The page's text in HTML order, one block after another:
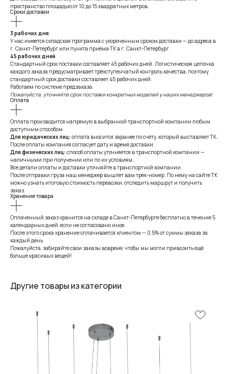
пространство площадью от 10 до 15 квадратных метров.
Сроки доставки
3 рабочих дня
У нас имеется складская программа с укороченным сроком доставки — до адреса в
г. Санкт-Петербург или пункта приёма ТК в г. Санкт-Петербург.
45 рабочих дней
Стандартный срок поставки составляет 45 рабочих дней. Логистическая цепочка
каждого заказа предусматривает трёхступенчатый контроль качества, поэтому
стандартный срок доставки составляет 45 рабочих дней.
Работаем по системе предзаказа.
Пожалуйста, уточняйте срок поставки конкретных моделей у наших менеджеров!
Оплата
Оплата производится напрямую в выбранной транспортной компании любым
доступным способом.
Для юридических лиц: оплата вносится заранее по счёту, который выставляет ТК.
После оплаты компания согласует дату и время доставки.
Для физических лиц: способ оплаты уточняется в транспортной компании —
наличными при получении или по их условиям.
Все детали оплаты и доставки уточняйте в транспортной компании.
После отправки груза наш менеджер вышлет вам трек-номер. По нему на сайте ТК
можно узнать итоговую стоимость перевозки, отследить маршрут и получить
заказ.
Хранение товара
Оплаченный заказ хранится на складе в Санкт-Петербурге бесплатно в течение 5
календарных дней, если не согласовано иное.
После этого срока хранение оплачивается клиентом — 0,5% от суммы заказа за
каждый день.
Пожалуйста, забирайте свои заказы вовремя, чтобы мы могли привозить ещё
больше красивых вещей!
Другие товары из категории